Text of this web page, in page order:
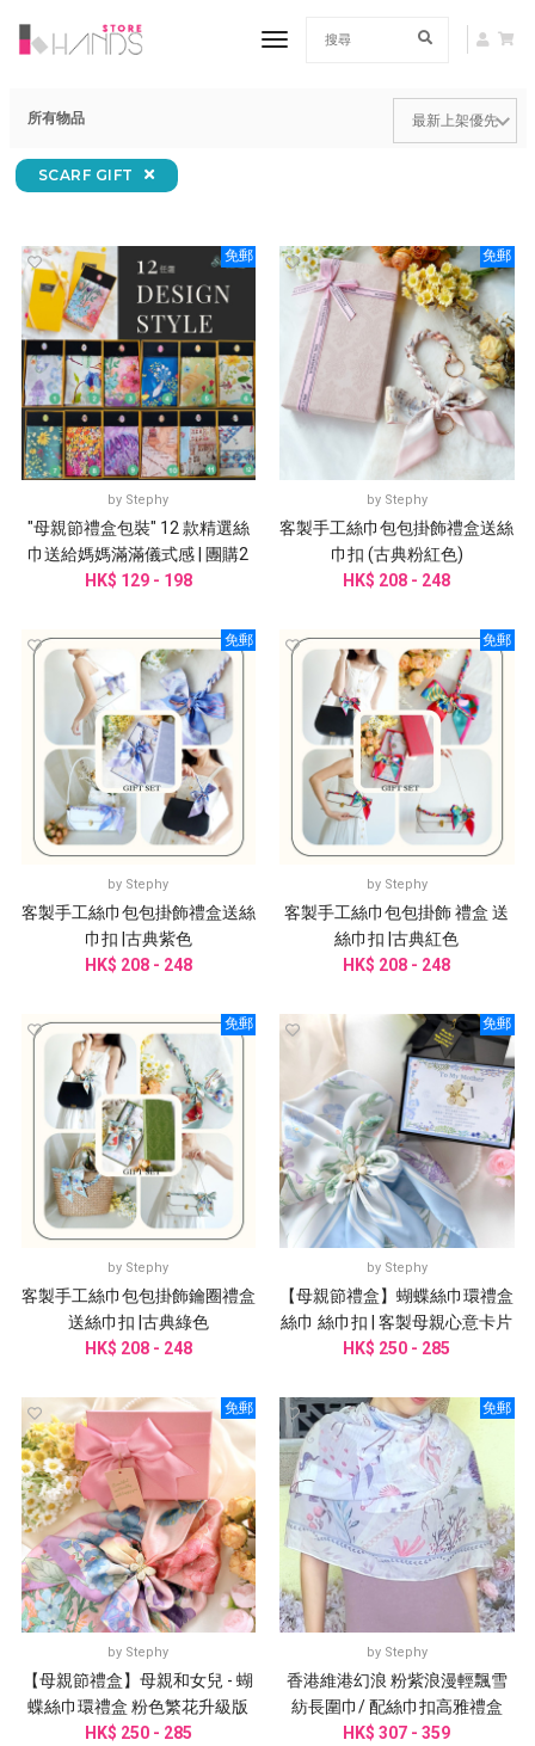
toggle navigation
所有物品
SCARF GIFT
免郵
by Stephy
"母親節禮盒包裝" 12 款精選絲
巾送給媽媽滿滿儀式感 | 團購2
件起訂
HK$ 129 - 198
免郵
by Stephy
客製手工絲巾包包掛飾禮盒送絲
巾扣 (古典粉紅色)
HK$ 208 - 248
免郵
by Stephy
客製手工絲巾包包掛飾禮盒送絲
巾扣 |古典紫色
HK$ 208 - 248
免郵
by Stephy
客製手工絲巾包包掛飾 禮盒 送
絲巾扣 |古典紅色
HK$ 208 - 248
免郵
by Stephy
客製手工絲巾包包掛飾鑰圈禮盒
送絲巾扣 |古典綠色
HK$ 208 - 248
免郵
by Stephy
【母親節禮盒】蝴蝶絲巾環禮盒
絲巾 絲巾扣 | 客製母親心意卡片
HK$ 250 - 285
免郵
by Stephy
【母親節禮盒】母親和女兒 - 蝴
蝶絲巾環禮盒 粉色繁花升級版
HK$ 250 - 285
免郵
by Stephy
香港維港幻浪 粉紫浪漫輕飄雪
紡長圍巾/ 配絲巾扣高雅禮盒
HK$ 307 - 359